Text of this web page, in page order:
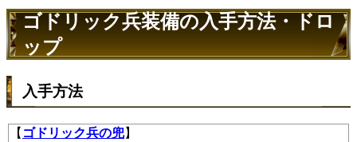
ゴドリック兵装備の入手方法・ドロ
ップ
入手方法
【 ゴドリック兵の兜】